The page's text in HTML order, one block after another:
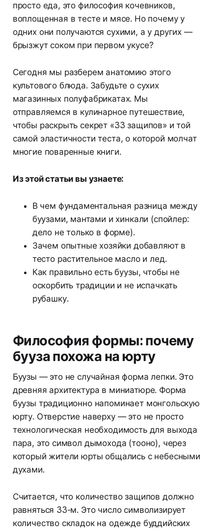
просто еда, это философия кочевников,
воплощенная в тесте и мясе. Но почему у
одних они получаются сухими, а у других —
брызжут соком при первом укусе?
Сегодня мы разберем анатомию этого
культового блюда. Забудьте о сухих
магазинных полуфабрикатах. Мы
отправляемся в кулинарное путешествие,
чтобы раскрыть секрет «33 защипов» и той
самой эластичности теста, о которой молчат
многие поваренные книги.
Из этой статьи вы узнаете:
В чем фундаментальная разница между
буузами, мантами и хинкали (спойлер:
дело не только в форме).
Зачем опытные хозяйки добавляют в
тесто растительное масло и лед.
Как правильно есть буузы, чтобы не
оскорбить традиции и не испачкать
рубашку.
Философия формы: почему
бууза похожа на юрту
Буузы — это не случайная форма лепки. Это
древняя архитектура в миниатюре. Форма
буузы традиционно напоминает монгольскую
юрту. Отверстие наверху — это не просто
технологическая необходимость для выхода
пара, это символ дымохода (тооно), через
который жители юрты общались с небесными
духами.
Считается, что количество защипов должно
равняться 33-м. Это число символизирует
количество складок на одежде буддийских